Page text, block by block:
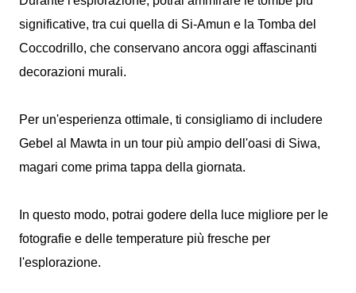
significative, tra cui quella di Si-Amun e la Tomba del
Coccodrillo, che conservano ancora oggi affascinanti
decorazioni murali.
Per un'esperienza ottimale, ti consigliamo di includere
Gebel al Mawta in un tour più ampio dell'oasi di Siwa,
magari come prima tappa della giornata.
In questo modo, potrai godere della luce migliore per le
fotografie e delle temperature più fresche per
l'esplorazione.